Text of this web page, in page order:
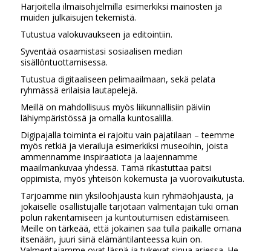
Harjoitella ilmaisohjelmilla esimerkiksi mainosten ja
muiden julkaisujen tekemistä.
Tutustua valokuvaukseen ja editointiin.
Syventää osaamistasi sosiaalisen median
sisällöntuottamisessa.
Tutustua digitaaliseen pelimaailmaan, sekä pelata
ryhmässä erilaisia lautapelejä.
Meillä on mahdollisuus myös liikunnallisiin päiviin
lähiympäristössä ja omalla kuntosalilla.
Digipajalla toiminta ei rajoitu vain pajatilaan – teemme
myös retkiä ja vierailuja esimerkiksi museoihin, joista
ammennamme inspiraatiota ja laajennamme
maailmankuvaa yhdessä. Tämä rikastuttaa paitsi
oppimista, myös yhteisön kokemusta ja vuorovaikutusta.
Tarjoamme niin yksilöohjausta kuin ryhmäohjausta, ja
jokaiselle osallistujalle tarjotaan valmentajan tuki oman
polun rakentamiseen ja kuntoutumisen edistämiseen.
Meille on tärkeää, että jokainen saa tulla paikalle omana
itsenään, juuri siinä elämäntilanteessa kuin on.